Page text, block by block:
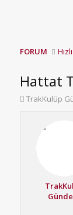
FORUM
Hattat
K
TrakKulüp